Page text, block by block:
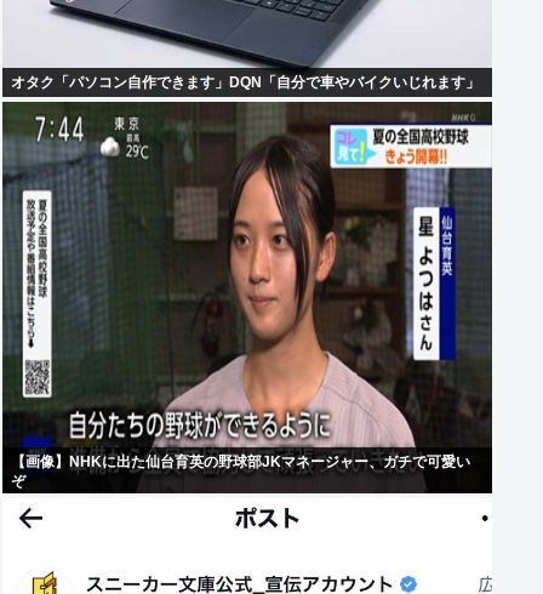
オタク「パソコン自作できます」DQN「自分で車やバイクいじれます」
【画像】NHKに出た仙台育英の野球部JKマネージャー、ガチで可愛い
ぞ